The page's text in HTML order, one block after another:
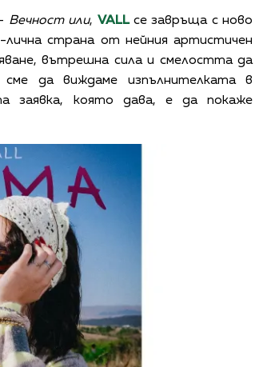
Вечност или, VALLсе завръща с ново
страна от нейния артистичен
вътрешна сила и смелостта да
сме да виждаме изпълнителката в
заявка, която дава, е да покаже